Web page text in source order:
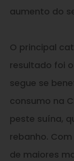
aumento do
O principal
resultado foi
segue se
consumo na
peste suína,
rebanho.
de maiores